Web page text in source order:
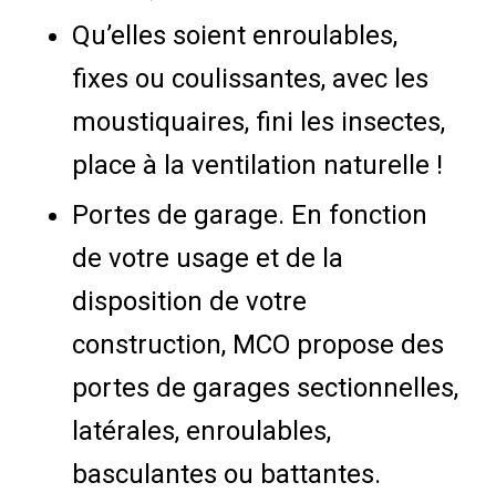
Qu’elles soient enroulables,
fixes ou coulissantes, avec les
moustiquaires, fini les insectes,
place à la ventilation naturelle !
Portes de garage. En fonction
de votre usage et de la
disposition de votre
construction, MCO propose des
portes de garages sectionnelles,
latérales, enroulables,
basculantes ou battantes.